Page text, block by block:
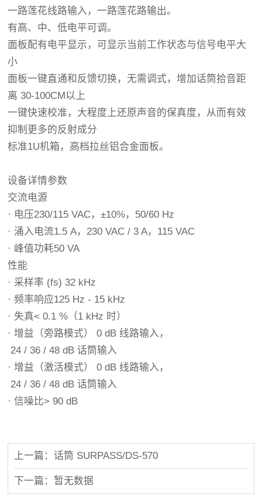
一路莲花线路输入，一路莲花路输出。
有高、中、低电平可调。
面板配有电平显示，可显示当前工作状态与信号电平大
小
面板一键直通和反馈切换，无需调式，增加话筒拾音距
离 30-100CM以上
一键快速校准，大程度上还原声音的保真度，从而有效
抑制更多的反射成分
标准1U机箱，高档拉丝铝合金面板。
设备详情参数
交流电源
· 电压230/115 VAC，±10%，50/60 Hz
· 涌入电流1.5 A，230 VAC / 3 A，115 VAC
· 峰值功耗50 VA
性能
· 采样率 (fs) 32 kHz
· 频率响应125 Hz - 15 kHz
· 失真< 0.1 %（1 kHz 时）
· 增益（旁路模式） 0 dB 线路输入，
24 / 36 / 48 dB 话筒输入
· 增益（激活模式） 0 dB 线路输入，
24 / 36 / 48 dB 话筒输入
· 信噪比> 90 dB
上一篇：话筒 SURPASS/DS-570
下一篇：暂无数据